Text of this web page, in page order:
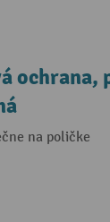
ochrana,
na poličke